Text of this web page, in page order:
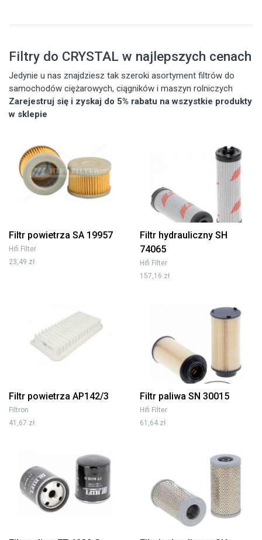
Filtry do CRYSTAL w najlepszych cenach
Jedynie u nas znajdziesz tak szeroki asortyment filtrów do
samochodów ciężarowych, ciągników i maszyn rolniczych
Zarejestruj się i zyskaj do 5% rabatu na wszystkie produkty
w sklepie
Filtr powietrza SA 19957
Hifi Filter
23,49 zł
Filtr hydrauliczny SH
74065
Hifi Filter
157,16 zł
Filtr powietrza AP142/3
Filtron
41,67 zł
Filtr paliwa SN 30015
Hifi Filter
61,64 zł